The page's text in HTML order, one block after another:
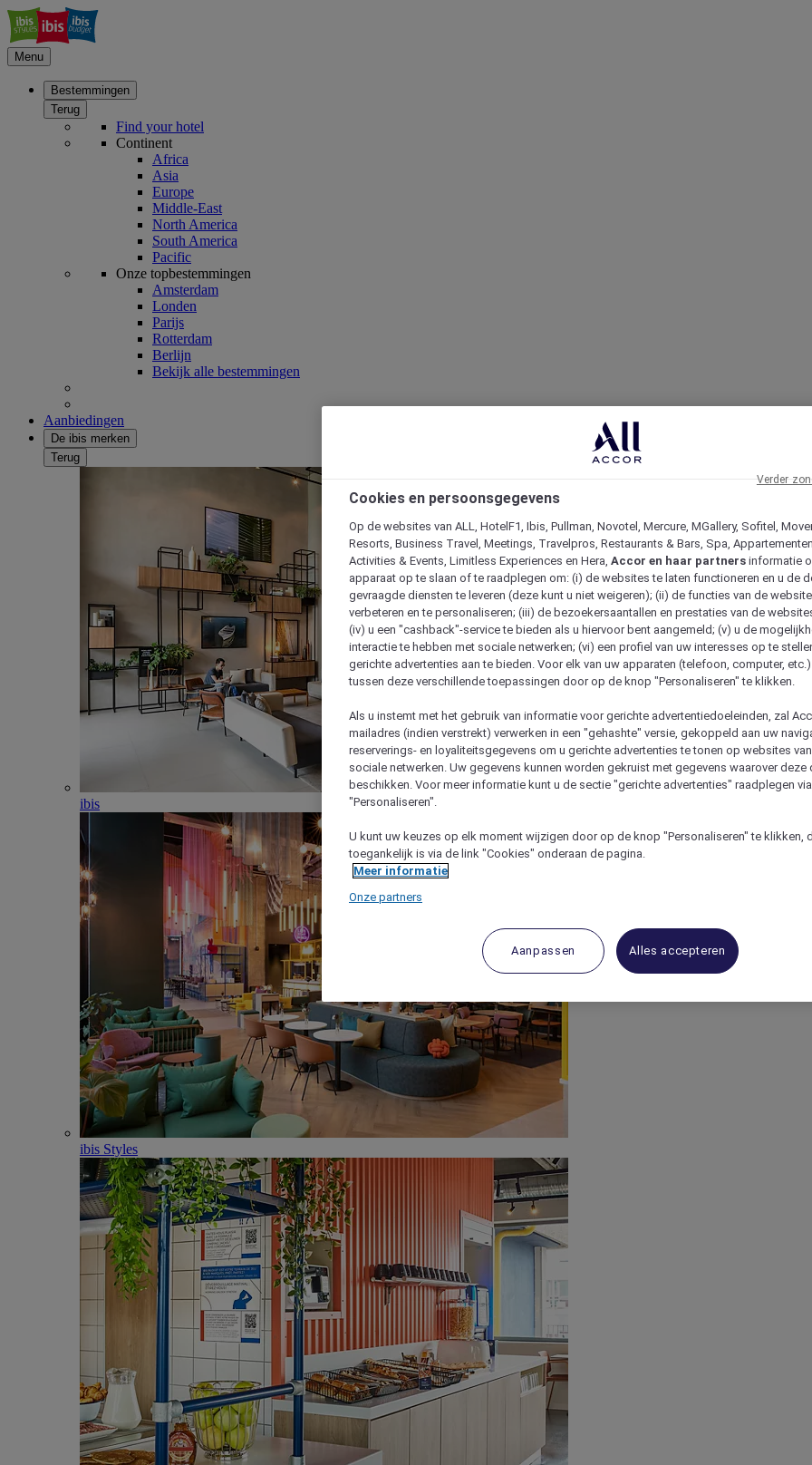
Menu
Bestemmingen
Terug
Find your hotel
Continent
Africa
Asia
Europe
Middle-East
North America
South America
Pacific
Onze topbestemmingen
Amsterdam
Londen
Parijs
Rotterdam
Berlijn
Bekijk alle bestemmingen
Aanbiedingen
De ibis merken
Terug
ibis
ibis Styles
Cookies en persoonsgegevens
Op de websites van ALL, HotelF1, Ibis, Pullman, Novotel, Mercure, MGallery, Sofitel,
Resorts, Business Travel, Meetings, Travelpros, Restaurants & Bars, Spa,
Activities & Events, Limitless Experiences en Hera, Accor en haar partners informatie
apparaat op te slaan of te raadplegen om: (i) de websites te laten functioneren en u de
gevraagde diensten te leveren (deze kunt u niet weigeren); (ii) de functies van de
verbeteren en te personaliseren; (iii) de bezoekersaantallen en prestaties van de
(iv) u een "cashback"-service te bieden als u hiervoor bent aangemeld; (v) u de
interactie te hebben met sociale netwerken; (vi) een profiel van uw interesses op te
gerichte advertenties aan te bieden. Voor elk van uw apparaten (telefoon, computer,
tussen deze verschillende toepassingen door op de knop "Personaliseren" te klikken.
Als u instemt met het gebruik van informatie voor gerichte advertentiedoeleinden, zal
mailadres (indien verstrekt) verwerken in een "gehashte" versie, gekoppeld aan uw
reserverings- en loyaliteitsgegevens om u gerichte advertenties te tonen op websites
sociale netwerken. Uw gegevens kunnen worden gekruist met gegevens waarover deze
beschikken. Voor meer informatie kunt u de sectie "gerichte advertenties" raadplegen
"Personaliseren".
U kunt uw keuzes op elk moment wijzigen door op de knop "Personaliseren" te klikken,
toegankelijk is via de link "Cookies" onderaan de pagina.
Meer informatie
Onze partners
Aanpassen Alles accepteren
Verder